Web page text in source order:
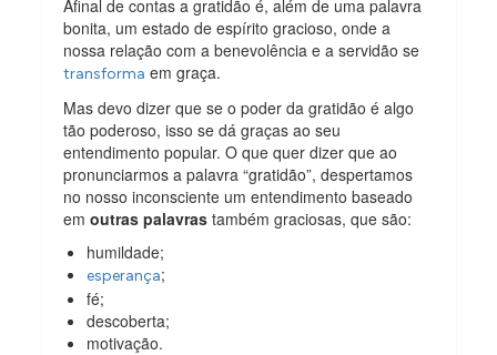
Afinal de contas a gratidão é, além de uma palavra
bonita, um estado de espírito gracioso, onde a
nossa relação com a benevolência e a servidão se
transforma em graça.
Mas devo dizer que se o poder da gratidão é algo
tão poderoso, isso se dá graças ao seu
entendimento popular. O que quer dizer que ao
pronunciarmos a palavra “gratidão”, despertamos
no nosso inconsciente um entendimento baseado
emoutras palavras também graciosas, que são:
humildade;
esperança;
fé;
descoberta;
motivação.